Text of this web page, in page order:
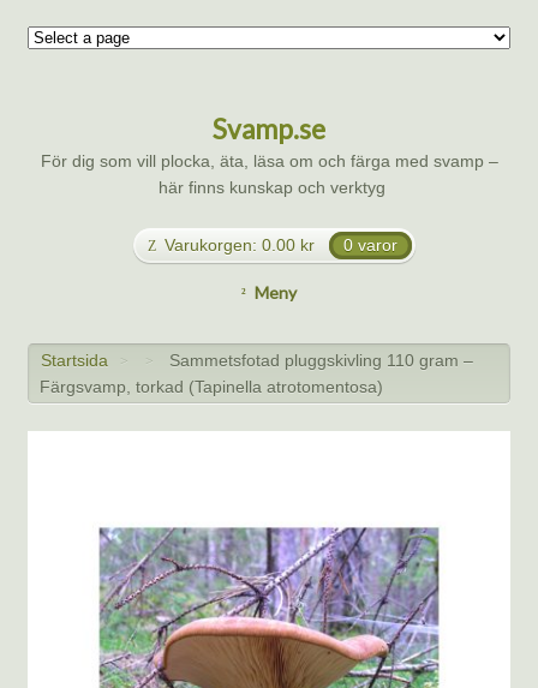
Svamp.se
För dig som vill plocka, äta, läsa om och färga med svamp –
här finns kunskap och verktyg
Varukorgen: 0.00 kr 0 varor
Meny
Startsida > >
Sammetsfotad pluggskivling 110 gram –
Färgsvamp, torkad (Tapinella atrotomentosa)